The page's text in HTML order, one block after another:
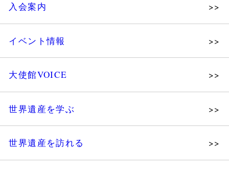
組織図・役員
法人会員・協賛団体／公認団体
入会案内
イベント情報
ツアー情報
大使館VOICE
世界遺産を学ぶ
世界遺産を訪れる